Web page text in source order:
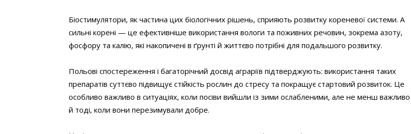
Біостимулятори, як частина цих біологічних рішень, сприяють розвитку кореневої системи. А
сильні корені — це ефективніше використання вологи та поживних речовин, зокрема азоту,
фосфору та калію, які накопичені в ґрунті й життєво потрібні для подальшого розвитку.
Польові спостереження і багаторічний досвід аграріїв підтверджують: використання таких
препаратів суттєво підвищує стійкість рослин до стресу та покращує стартовий розвиток. Це
особливо важливо в ситуаціях, коли посіви вийшли із зими ослабленими, але не менш важливо
й тоді, коли вони перезимували добре.